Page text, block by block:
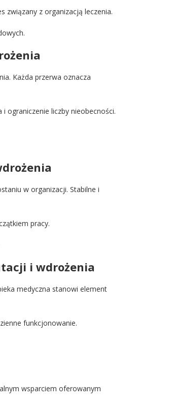
związany z organizacją leczenia.
Każda przerwa oznacza
ograniczenie liczby nieobecności.
w organizacji. Stabilne i
pracy.
i wdrożenia
medyczna stanowi element
funkcjonowanie.
wsparciem oferowanym